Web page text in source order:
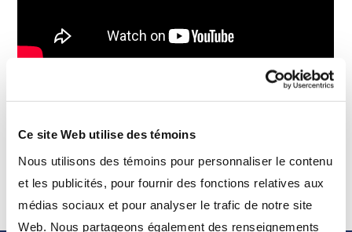
Ce site Web utilise des témoins
Nous utilisons des témoins pour personnaliser le contenu
et les publicités, pour fournir des fonctions relatives aux
médias sociaux et pour analyser le trafic de notre site
Web. Nous partageons également des renseignements
les marchés mondiaux au T3? Découvrez-le avec la
mise à jour du T3 de Drummond.